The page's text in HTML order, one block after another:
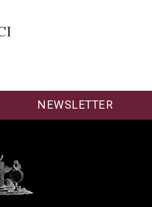
NEWSLETTER